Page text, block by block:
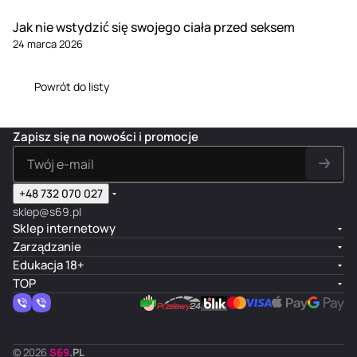
Jak nie wstydzić się swojego ciała przed seksem
24 marca 2026
Powrót do listy
Zapisz się na nowości i promocje
+48 732 070 027
sklep@s69.pl
Sklep internetowy
Zarządzanie
Edukacja 18+
TOP
© 2026 S69.PL